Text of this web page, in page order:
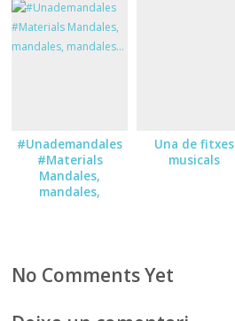
#Unademandales
#Materials
Mandales,
mandales,
Una de fitxes
musicals
No Comments Yet